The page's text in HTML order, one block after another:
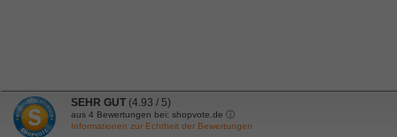
SEHR GUT (4.93 / 5)
aus 4 Bewertungen bei: shopvote.de ⓘ
Informationen zur Echtheit der Bewertungen